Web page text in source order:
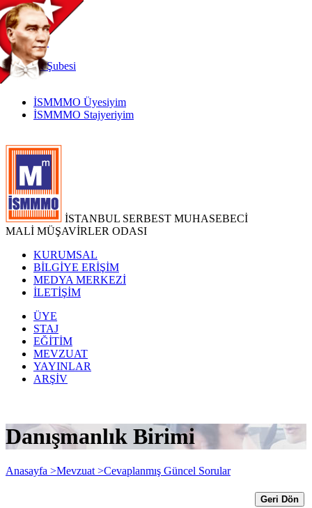
TR
|
EN
İnternetŞubesi
İSMMMO Üyesiyim
İSMMMO Stajyeriyim
İSTANBUL SERBEST MUHASEBECİ
MALİ MÜŞAVİRLER ODASI
KURUMSAL
BİLGİYE ERİŞİM
MEDYA MERKEZİ
İLETİŞİM
ÜYE
STAJ
EĞİTİM
MEVZUAT
YAYINLAR
ARŞİV
Danışmanlık Birimi
Anasayfa >Mevzuat >Cevaplanmış Güncel Sorular
Geri Dön